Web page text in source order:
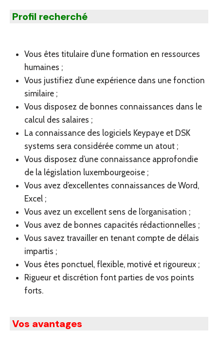
Profil recherché
Vous êtes titulaire d’une formation en ressources
humaines ;
Vous justifiez d’une expérience dans une fonction
similaire ;
Vous disposez de bonnes connaissances dans le
calcul des salaires ;
La connaissance des logiciels Keypaye et DSK
systems sera considérée comme un atout ;
Vous disposez d’une connaissance approfondie
de la législation luxembourgeoise ;
Vous avez d’excellentes connaissances de Word,
Excel ;
Vous avez un excellent sens de l’organisation ;
Vous avez de bonnes capacités rédactionnelles ;
Vous savez travailler en tenant compte de délais
impartis ;
Vous êtes ponctuel, flexible, motivé et rigoureux ;
Rigueur et discrétion font parties de vos points
forts.
Vos avantages